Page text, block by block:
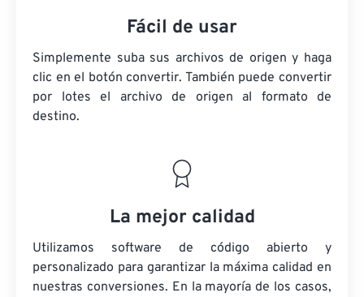
Fácil de usar
Simplemente suba sus archivos de origen y haga
clic en el botón convertir. También puede convertir
por lotes el archivo de origen al formato de
destino.
La mejor calidad
Utilizamos software de código abierto y
personalizado para garantizar la máxima calidad en
nuestras conversiones. En la mayoría de los casos,